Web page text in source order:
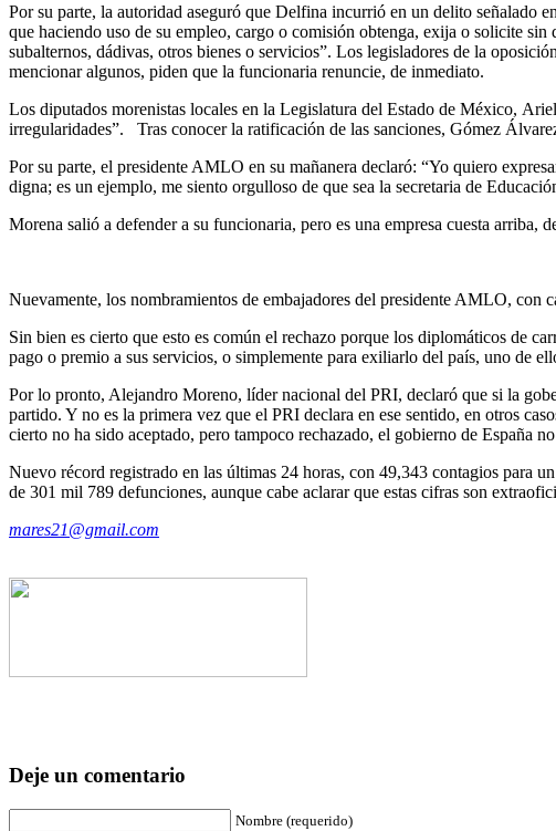
Por su parte, la autoridad aseguró que Delfina incurrió en un delito señalado
que haciendo uso de su empleo, cargo o comisión obtenga, exija o solicite
subalternos, dádivas, otros bienes o servicios”. Los legisladores de la
mencionar algunos, piden que la funcionaria renuncie, de inmediato.
Los diputados morenistas locales en la Legislatura del Estado de México,
irregularidades”. Tras conocer la ratificación de las sanciones, Gómez
Por su parte, el presidente AMLO en su mañanera declaró: “Yo quiero
digna; es un ejemplo, me siento orgulloso de que sea la secretaria de
Morena salió a defender a su funcionaria, pero es una empresa cuesta
Nuevamente, los nombramientos de embajadores del presidente AMLO, con
Sin bien es cierto que esto es común el rechazo porque los diplomáticos de
pago o premio a sus servicios, o simplemente para exiliarlo del país, uno de
Por lo pronto, Alejandro Moreno, líder nacional del PRI, declaró que si la
partido. Y no es la primera vez que el PRI declara en ese sentido, en otros
cierto no ha sido aceptado, pero tampoco rechazado, el gobierno de España
Nuevo récord registrado en las últimas 24 horas, con 49,343 contagios para
de 301 mil 789 defunciones, aunque cabe aclarar que estas cifras son
mares21@gmail.com
Deje un comentario
Nombre (requerido)